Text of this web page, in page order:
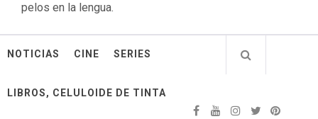
pelos en la lengua.
NOTICIAS CINE SERIES
LIBROS, CELULOIDE DE TINTA